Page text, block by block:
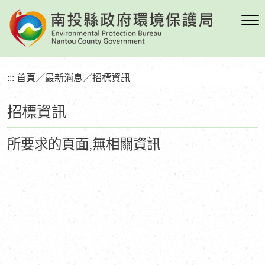
到
要
區
塊招標資訊
::: 首頁 ／最新消息 ／招標資訊
所要求的頁面,無相關資訊